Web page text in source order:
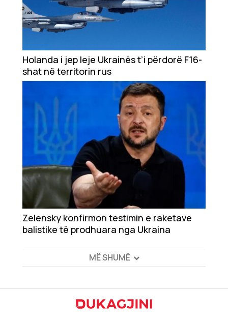
Holanda i jep leje Ukrainës t’i përdorë F16-
shat në territorin rus
Zelensky konfirmon testimin e raketave
balistike të prodhuara nga Ukraina
MË SHUMË